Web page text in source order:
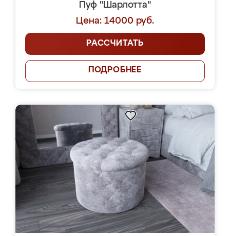
Пуф "Шарлотта"
Цена: 14000 руб.
РАССЧИТАТЬ
ПОДРОБНЕЕ